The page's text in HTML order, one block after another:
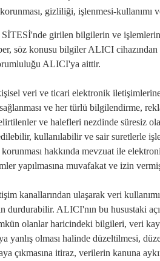
gizliliği, işlenmesi-kullanımı
girilen bilgilerin ve
söz konusu bilgiler ALICI
ALICI'ya aittir.
veri ve ticari elektronik
ve her türlü bilgilendirme,
ve halefleri nezdinde süresiz
kullanılabilir ve sair
hakkında mevzuat ile
yapılmasına muvafakat ve izin
kanallarından ulaşarak veri
durdurabilir. ALICI'nın bu husustaki
olanlar haricindeki bilgileri, veri
yanlış olması halinde
çıkmasına itiraz, verilerin kanuna